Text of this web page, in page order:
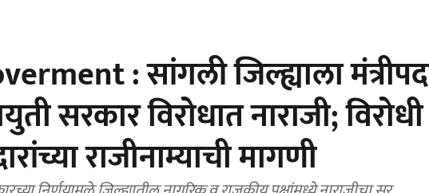
: सांगली जिल्ह्याला मंत्रीपद
सरकार विरोधात नाराजी; विरोधी
राजीनाम्याची मागणी